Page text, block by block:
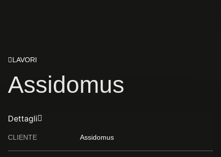
LAVORI
Assidomus
Dettagli
CLIENTE Assidomus